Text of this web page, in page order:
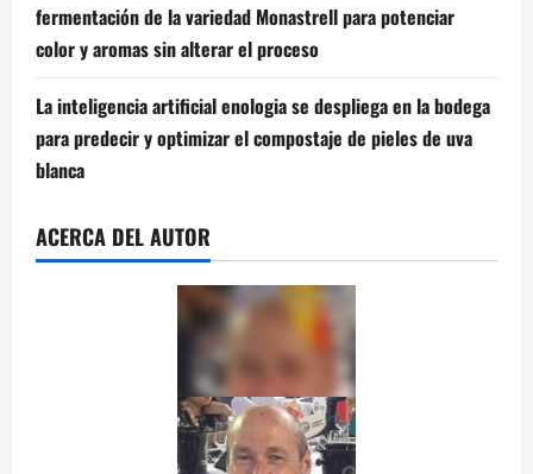
fermentación de la variedad Monastrell para potenciar
color y aromas sin alterar el proceso
La inteligencia artificial enologia se despliega en la bodega
para predecir y optimizar el compostaje de pieles de uva
blanca
ACERCA DEL AUTOR